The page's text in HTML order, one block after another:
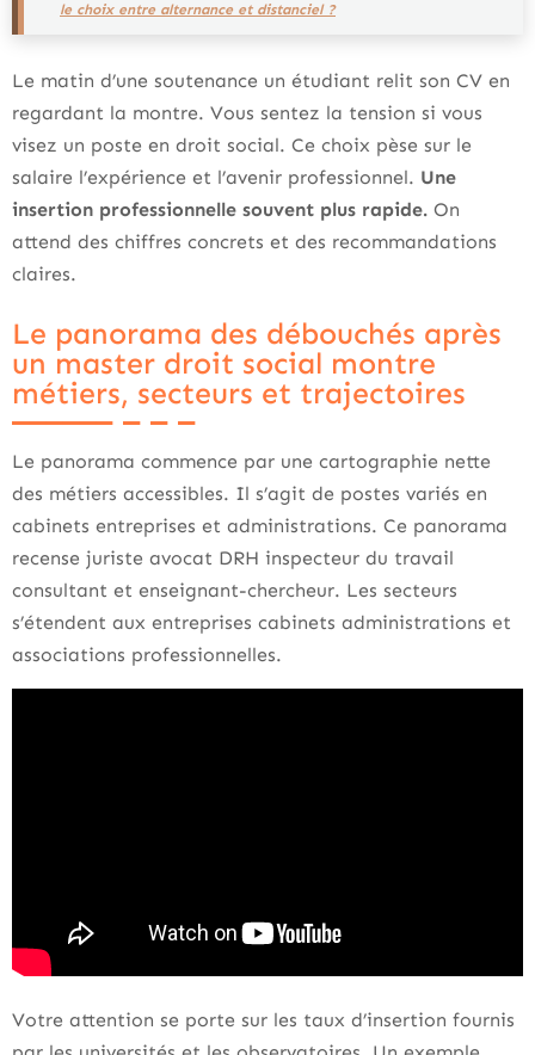
le choix entre alternance et distanciel ?
Le matin d’une soutenance un étudiant relit son CV en
regardant la montre. Vous sentez la tension si vous
visez un poste en droit social. Ce choix pèse sur le
salaire l’expérience et l’avenir professionnel. Une
insertion professionnelle souvent plus rapide. On
attend des chiffres concrets et des recommandations
claires.
Le panorama des débouchés après
un master droit social montre
métiers, secteurs et trajectoires
Le panorama commence par une cartographie nette
des métiers accessibles. Il s’agit de postes variés en
cabinets entreprises et administrations. Ce panorama
recense juriste avocat DRH inspecteur du travail
consultant et enseignant-chercheur. Les secteurs
s’étendent aux entreprises cabinets administrations et
associations professionnelles.
Votre attention se porte sur les taux d’insertion fournis